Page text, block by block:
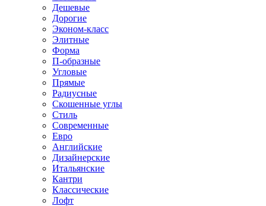
Дешевые
Дорогие
Эконом-класс
Элитные
Форма
П-образные
Угловые
Прямые
Радиусные
Скошенные углы
Стиль
Современные
Евро
Английские
Дизайнерские
Итальянские
Кантри
Классические
Лофт